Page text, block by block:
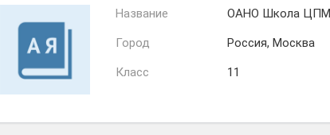
Название ОАНО Школа ЦПМ
Город Россия, Москва
Класс 11